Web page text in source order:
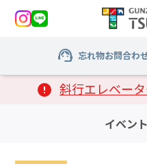
斜行エレベー
忘れ物お問合わ
イベン